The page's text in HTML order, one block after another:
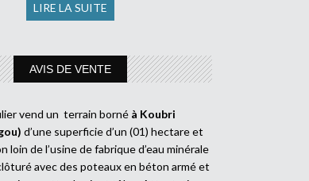
LIRE LA SUITE
AVIS DE VENTE
vend un terrain borné à Koubri
d’une superficie d’un (01) hectare et
loin de l’usine de fabrique d’eau minérale
avec des poteaux en béton armé et